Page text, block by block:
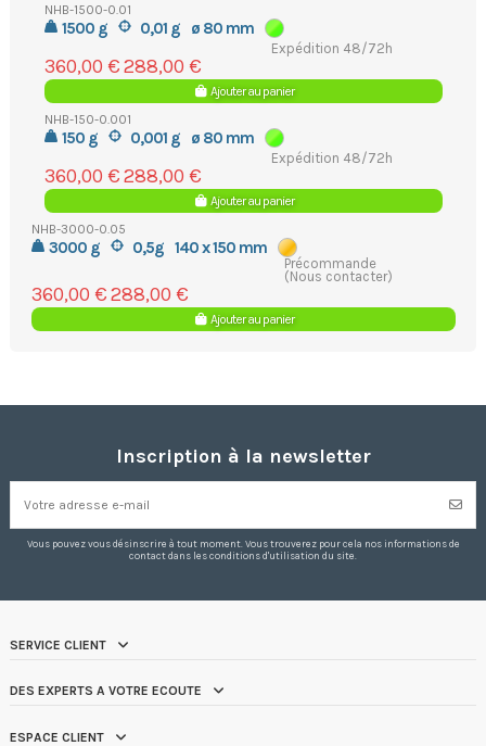
NHB-1500-0.01
1500 g 0,01 g ø 80 mm
Expédition 48/72h
360,00 €288,00 €
Ajouter au panier
NHB-150-0.001
150 g 0,001 g ø 80 mm
Expédition 48/72h
360,00 €288,00 €
Ajouter au panier
NHB-3000-0.05
3000 g 0,5g 140 x 150 mm
Précommande
(Nous contacter)
360,00 €288,00 €
Ajouter au panier
Inscription à la newsletter
Vous pouvez vous désinscrire à tout moment. Vous trouverez pour cela nos informations de
contact dans les conditions d'utilisation du site.
SERVICE CLIENT
DES EXPERTS A VOTRE ECOUTE
ESPACE CLIENT